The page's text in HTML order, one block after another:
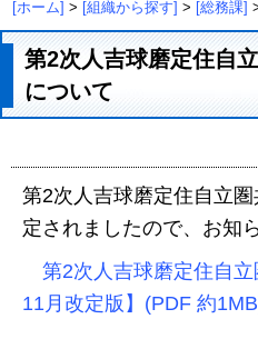
[ホーム] > [組織から探す] > [総務課]
第2次人吉球磨定住自
について
第2次人吉球磨定住自立
定されましたので、お知
第2次人吉球磨定住自
11月改定版】(PDF 約